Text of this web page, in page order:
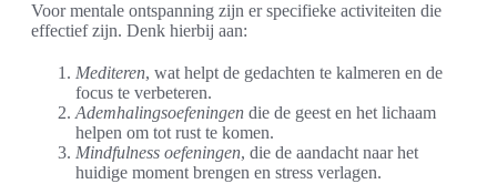
Voor mentale ontspanning zijn er specifieke activiteiten die
effectief zijn. Denk hierbij aan:
Mediteren, wat helpt de gedachten te kalmeren en de
focus te verbeteren.
Ademhalingsoefeningen die de geest en het lichaam
helpen om tot rust te komen.
Mindfulness oefeningen, die de aandacht naar het
huidige moment brengen en stress verlagen.